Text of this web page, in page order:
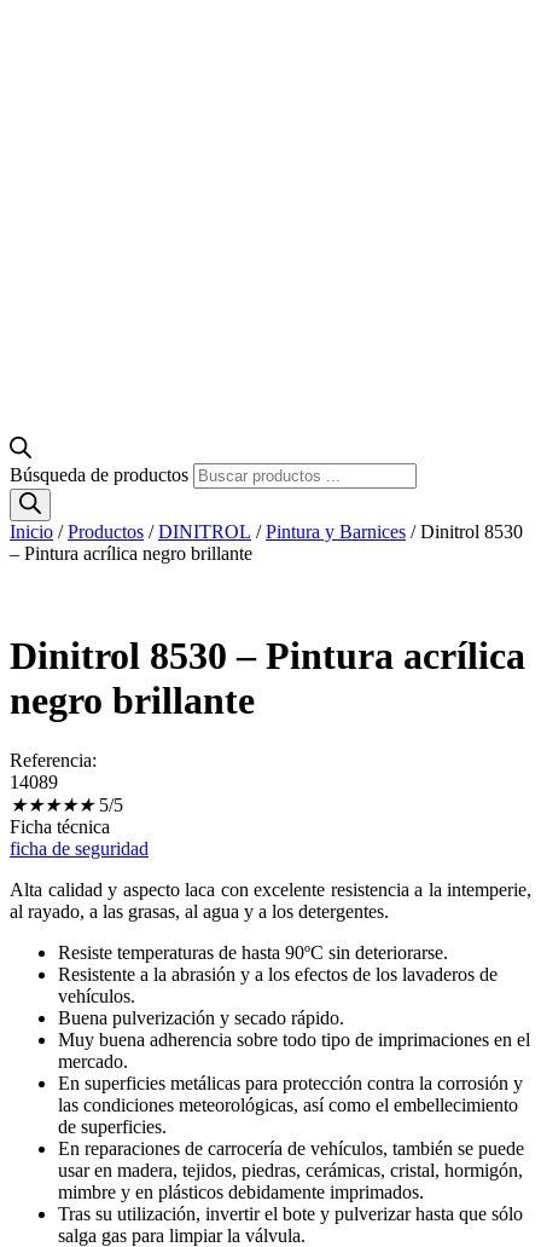
Búsqueda de productos
Inicio /Productos /DINITROL /Pintura y Barnices / Dinitrol 8530
– Pintura acrílica negro brillante
Dinitrol 8530 – Pintura acrílica
negro brillante
Referencia:
14089
★★★★★ 5/5
Ficha técnica
ficha de seguridad
Alta calidad y aspecto laca con excelente resistencia a la intemperie,
al rayado, a las grasas, al agua y a los detergentes.
Resiste temperaturas de hasta 90ºC sin deteriorarse.
Resistente a la abrasión y a los efectos de los lavaderos de
vehículos.
Buena pulverización y secado rápido.
Muy buena adherencia sobre todo tipo de imprimaciones en el
mercado.
En superficies metálicas para protección contra la corrosión y
las condiciones meteorológicas, así como el embellecimiento
de superficies.
En reparaciones de carrocería de vehículos, también se puede
usar en madera, tejidos, piedras, cerámicas, cristal, hormigón,
mimbre y en plásticos debidamente imprimados.
Tras su utilización, invertir el bote y pulverizar hasta que sólo
salga gas para limpiar la válvula.